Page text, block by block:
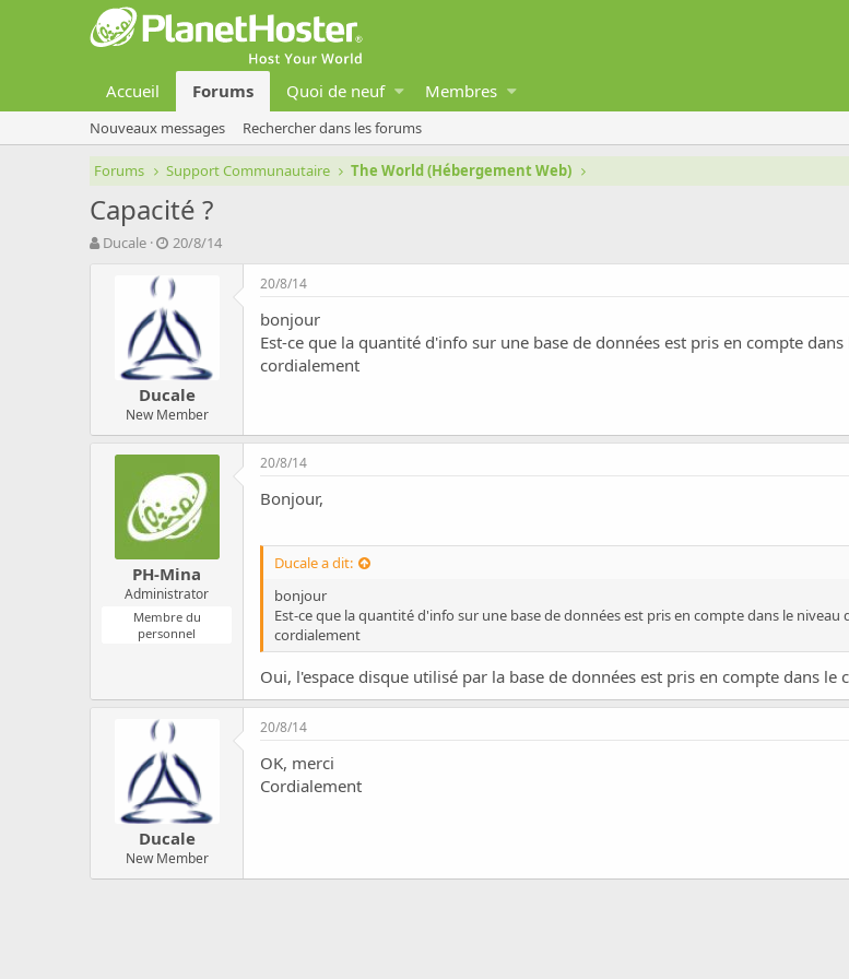
Accueil Forums Quoi de neuf Membres
Nouveaux messages Rechercher dans les forums
Forums Support Communautaire The World (Hébergement Web)
Capacité ?
A
d
Ducale
D
t
e
d
e
d
é
b
u
t
20/8/14
Ducale
New Member
20/8/14
bonjour
Est-ce que la quantité d'info sur une base de données est pris en compte
cordialement
PH-Mina
Administrator
Membre du
personnel
20/8/14
Bonjour,
Ducale a dit:
bonjour
Est-ce que la quantité d'info sur une base de données est pris en compte dans le
cordialement
Oui, l'espace disque utilisé par la base de données est pris en compte dans
Ducale
New Member
20/8/14
OK, merci
Cordialement